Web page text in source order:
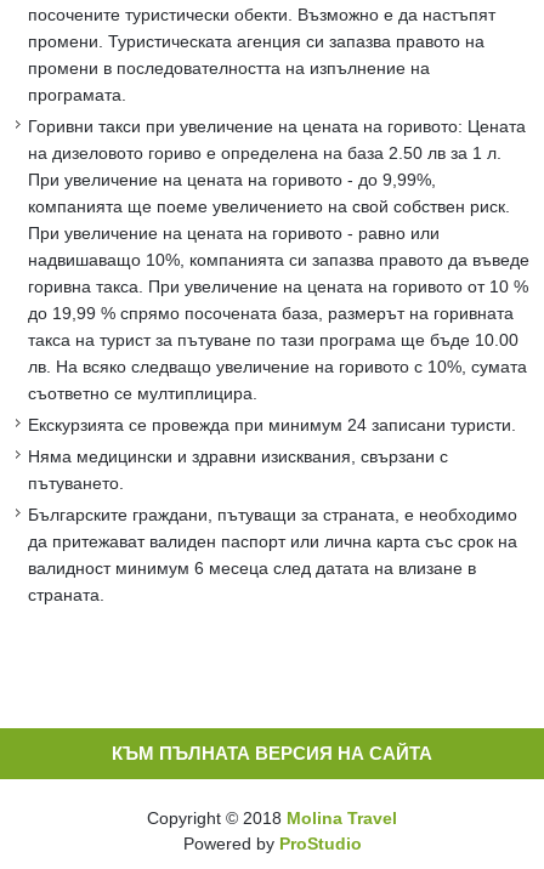
посочените туристически обекти. Възможно е да настъпят
промени. Туристическата агенция си запазва правото на
промени в последователността на изпълнение на
програмата.
Горивни такси при увеличение на цената на горивото: Цената
на дизеловото гориво е определена на база 2.50 лв за 1 л.
При увеличение на цената на горивото - до 9,99%,
компанията ще поеме увеличението на свой собствен риск.
При увеличение на цената на горивото - равно или
надвишаващо 10%, компанията си запазва правото да въведе
горивна такса. При увеличение на цената на горивото от 10 %
до 19,99 % спрямо посочената база, размерът на горивната
такса на турист за пътуване по тази програма ще бъде 10.00
лв. На всяко следващо увеличение на горивото с 10%, сумата
съответно се мултиплицира.
Екскурзията се провежда при минимум 24 записани туристи.
Няма медицински и здравни изисквания, свързани с
пътуването.
Българските граждани, пътуващи за страната, е необходимо
да притежават валиден паспорт или лична карта със срок на
валидност минимум 6 месеца след датата на влизане в
страната.
КЪМ ПЪЛНАТА ВЕРСИЯ НА САЙТА
Copyright © 2018 Molina Travel
Powered by ProStudio